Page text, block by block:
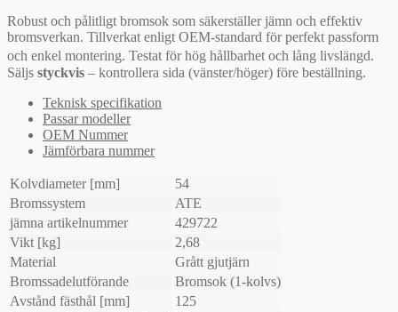
Robust och pålitligt bromsok som säkerställer jämn och effektiv
bromsverkan. Tillverkat enligt OEM-standard för perfekt passform
och enkel montering. Testat för hög hållbarhet och lång livslängd.
Säljs styckvis – kontrollera sida (vänster/höger) före beställning.
Teknisk specifikation
Passar modeller
OEM Nummer
Jämförbara nummer
Kolvdiameter [mm]
54
Bromssystem
ATE
jämna artikelnummer
429722
Vikt [kg]
2,68
Material
Grått gjutjärn
Bromssadelutförande
Bromsok (1-kolvs)
Avstånd fästhål [mm]
125